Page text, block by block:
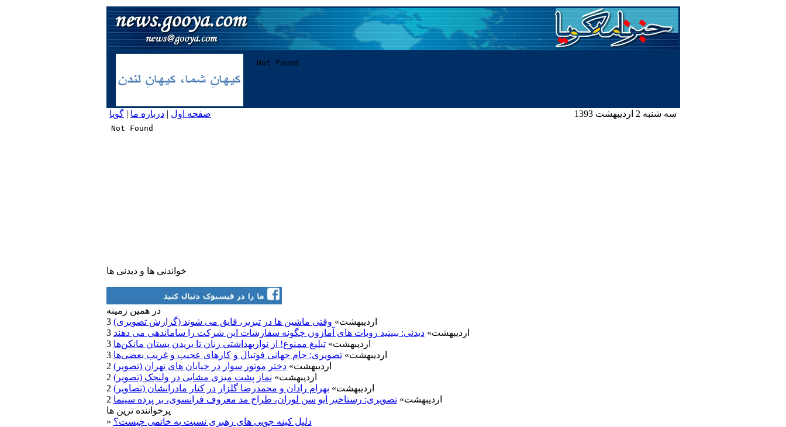
سه شنبه 2 اردیبهشت 1393 صفحه اول | درباره ما | گویا
خواندنی ها و دیدنی ها
در همين زمينه
3 اردیبهشت» وقتی ماشین ها در تبریز، قایق می شوند (گزارش تصویری)
3 اردیبهشت»دیدنی: ببینید روبات های آمازون چگونه سفارشات این شرکت را ساماندهی می دهند
3 اردیبهشت»تبلیغ ممنوع! از نواربهداشتی زنان تا بریدن پستان مانکن‌ها
3 اردیبهشت»تصویری: جام جهانی فوتبال و‌ کارهای عجیب و غریب بعضی‌ها
2 اردیبهشت»دختر موتور سوار در خیابان های تهران (تصویر)
2 اردیبهشت» نماز پشت میزی مشایی در ولنجک (تصویر)
2 اردیبهشت» بهرام رادان و محمدرضا گلزار در کنار مادرانشان (تصاویر)
2 اردیبهشت»تصویری: رستاخیر ایو سن لوران، طراح مد معروف فرانسوی، بر پرده سینما
پرخواننده ترین ها
» دلیل کینه جویی های رهبری نسبت به خاتمی چیست؟